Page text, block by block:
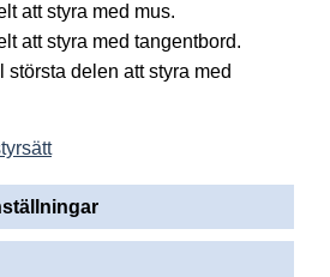
att styra med mus.
att styra med tangentbord.
största delen att styra med